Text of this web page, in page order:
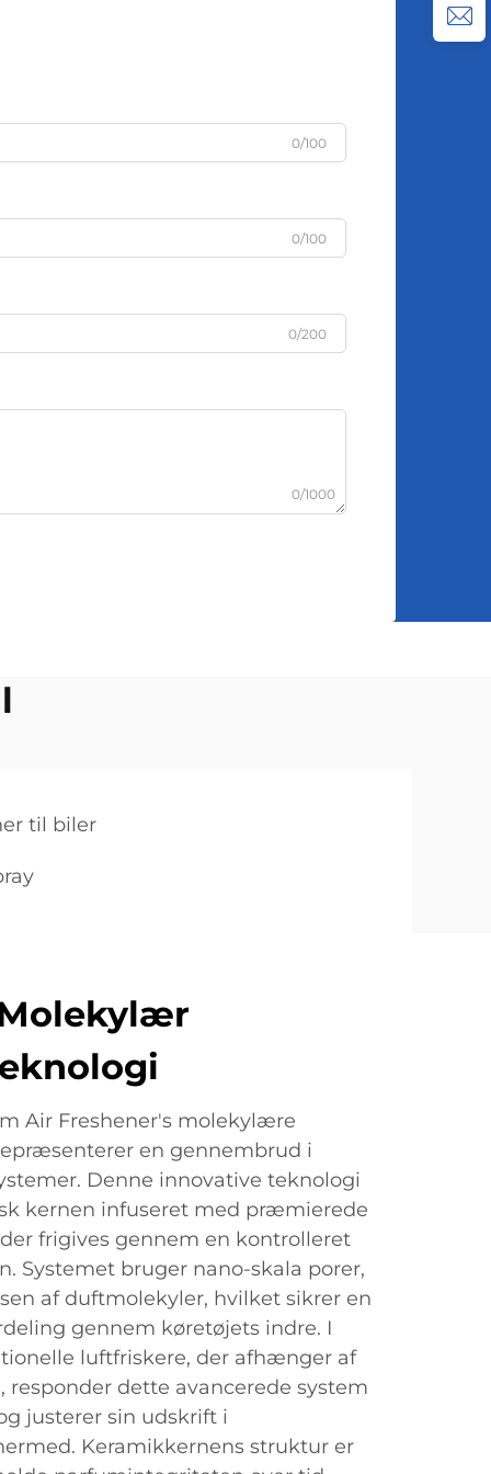
0/100
0/100
0/200
0/1000
til biler
Air Freshener's molekylære
en gennembrud i
Denne innovative teknologi
kernen infuseret med præmierede
frigives gennem en kontrolleret
Systemet bruger nano-skala porer,
af duftmolekyler, hvilket sikrer en
gennem køretøjets indre. I
luftfriskere, der afhænger af
dette avancerede system
justerer sin udskrift i
Keramikkernens struktur er